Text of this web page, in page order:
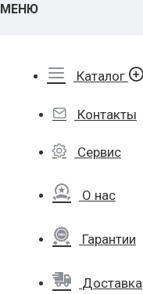
МЕНЮ
Каталог
Контакты
Сервис
О нас
Гарантии
Доставка